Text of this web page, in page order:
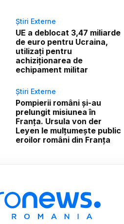
Știri Externe
UE a deblocat 3,47 miliarde
de euro pentru Ucraina,
utilizați pentru
achiziționarea de
echipament militar
Știri Externe
Pompierii români și-au
prelungit misiunea în
Franța. Ursula von der
Leyen le mulțumește public
eroilor români din Franța